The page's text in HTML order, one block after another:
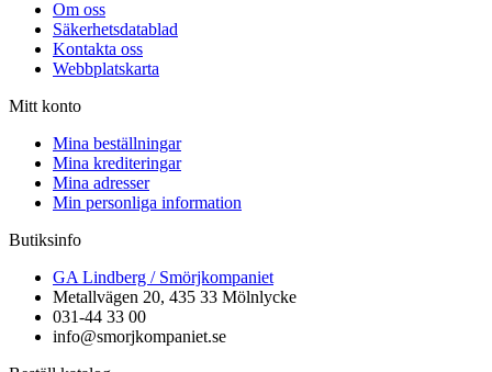
Om oss
Säkerhetsdatablad
Kontakta oss
Webbplatskarta
Mitt konto
Mina beställningar
Mina krediteringar
Mina adresser
Min personliga information
Butiksinfo
GA Lindberg / Smörjkompaniet
Metallvägen 20, 435 33 Mölnlycke
031-44 33 00
info@smorjkompaniet.se